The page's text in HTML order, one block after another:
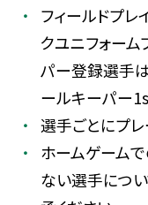
フィールドプ
クユニフォーム
パー登録選手
ールキーパー
選手ごとにプレ
ホームゲーム
ない選手につ